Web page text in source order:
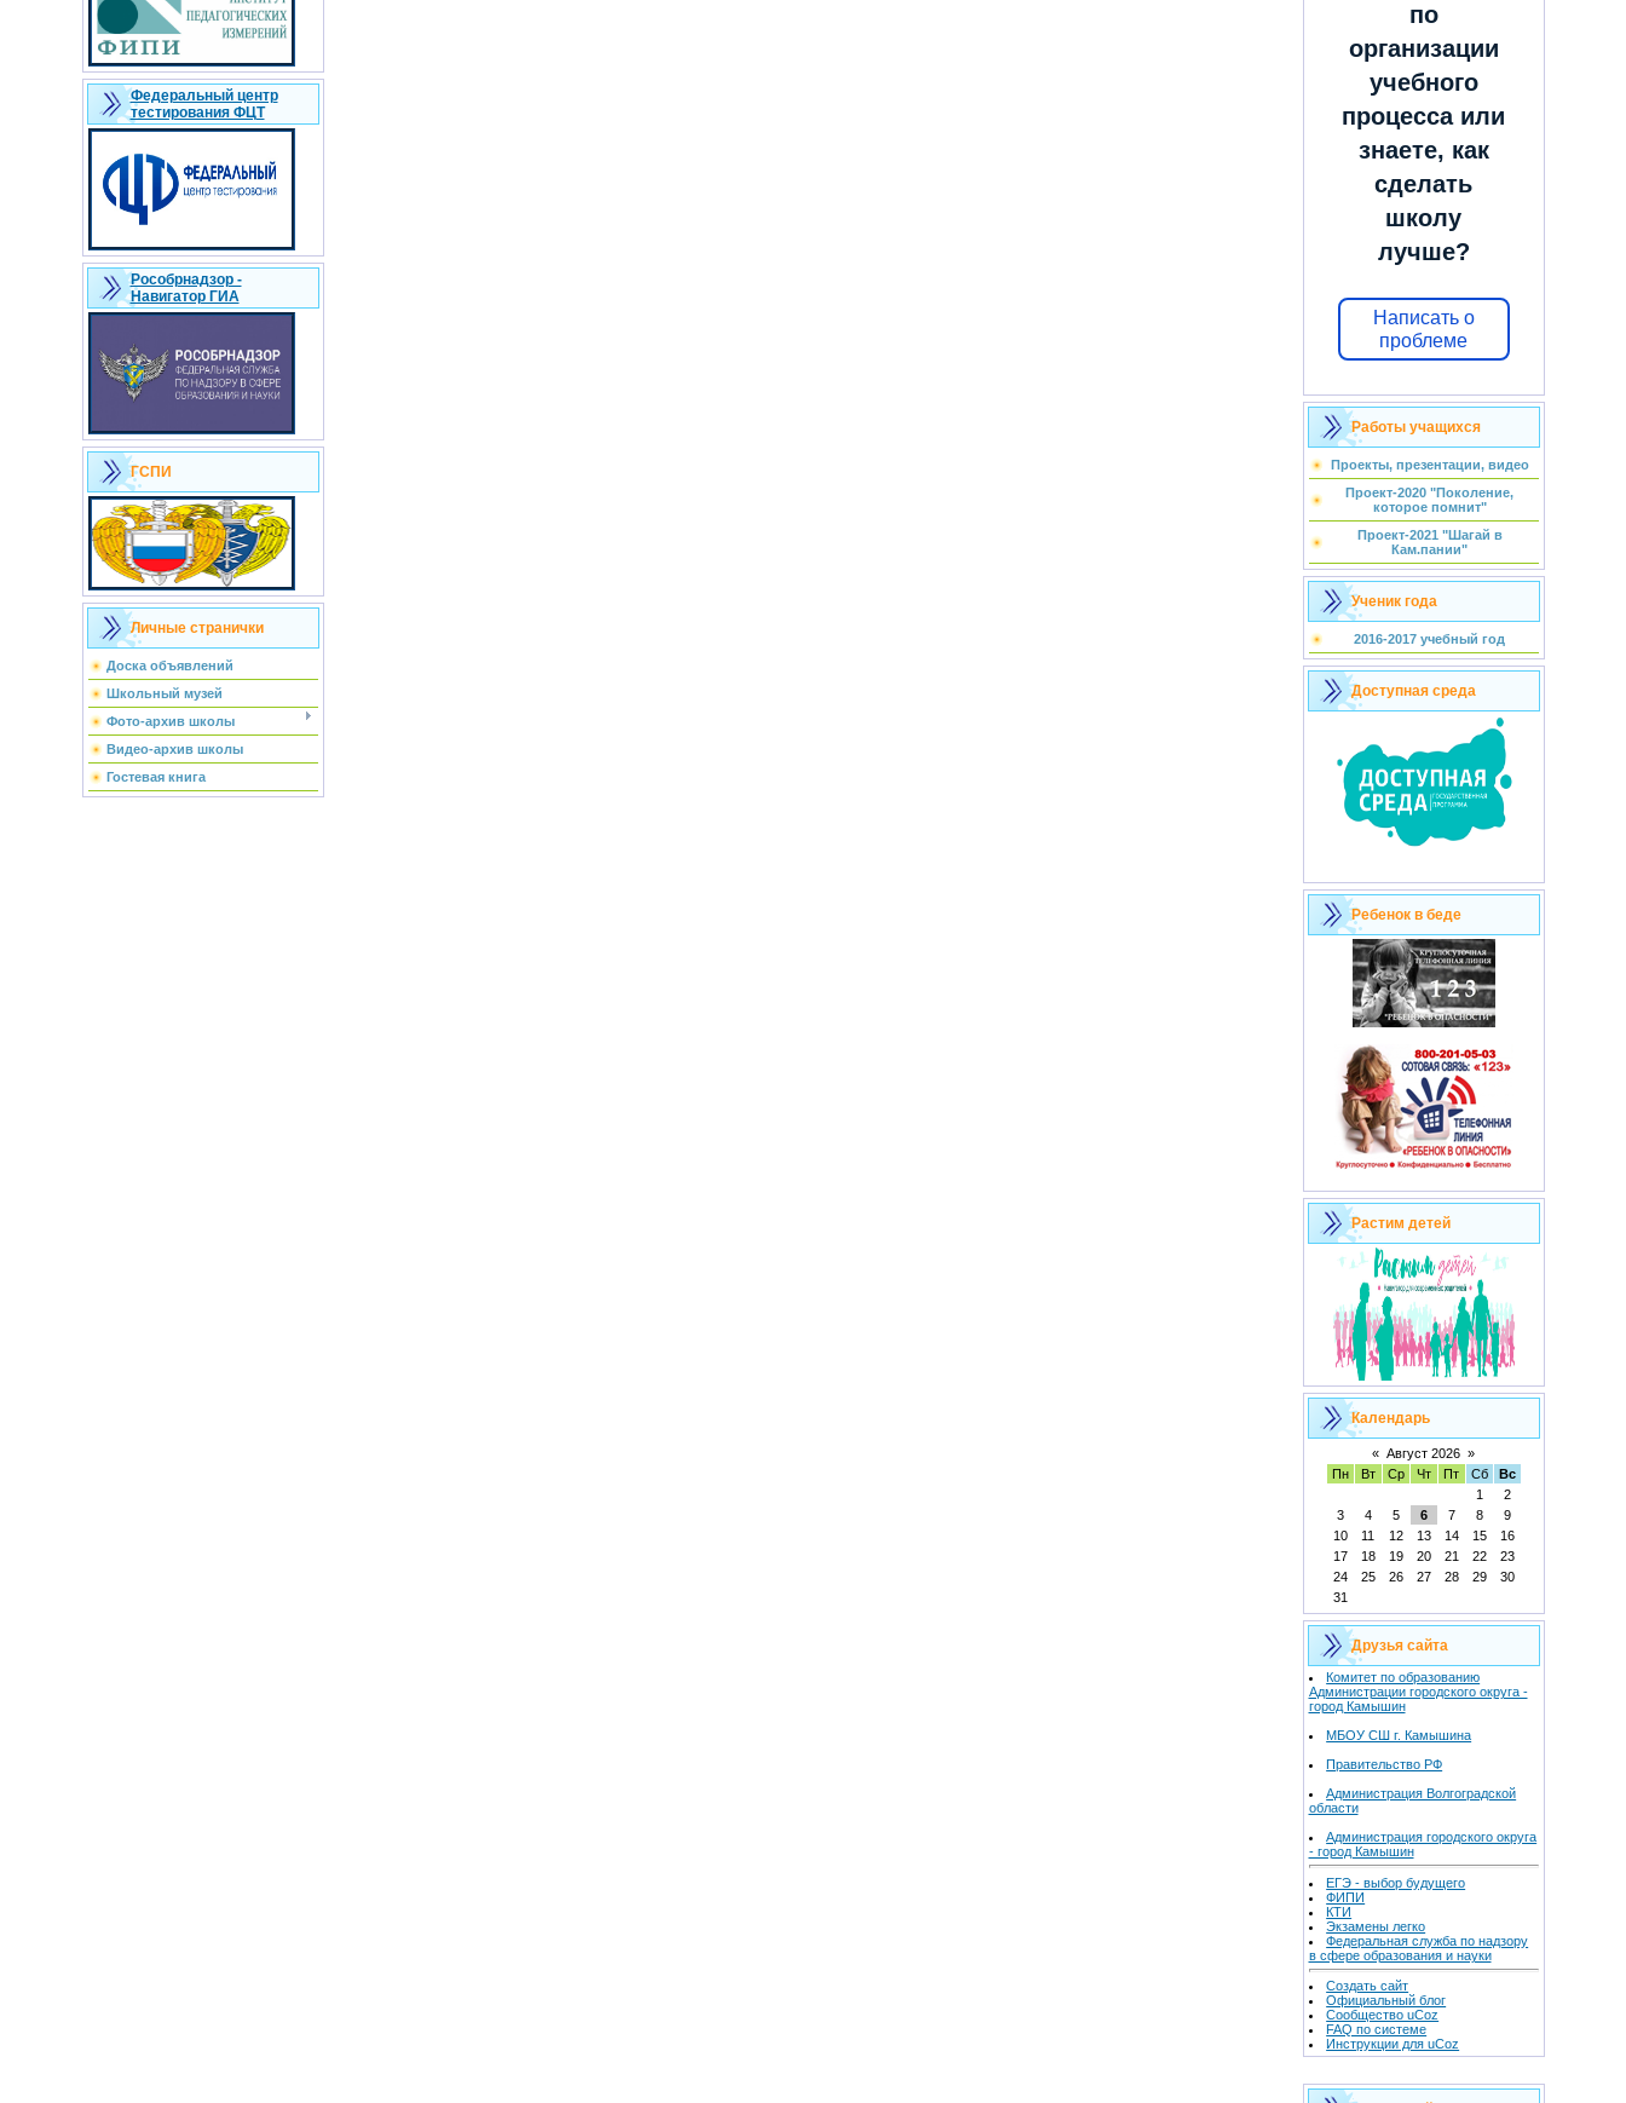
Федеральный центр
тестирования ФЦТ
Рособрнадзор -
Навигатор ГИА
ГСПИ
Личные странички
Доска объявлений
Школьный музей
Фото-архив школы
Видео-архив школы
Гостевая книга
по
организации
учебного
процесса или
знаете, как
сделать
школу
лучше?
Написать о
проблеме
Работы учащихся
Проекты, презентации, видео
Проект-2020 "Поколение,
которое помнит"
Проект-2021 "Шагай в
Кам.пании"
Ученик года
2016-2017 учебный год
Доступная среда
Ребенок в беде
Растим детей
Календарь
« Август 2026 »
Пн
Вт Ср Чт Пт Сб
Вс
1
2
3
4 5 6 7 8
9
10
11 12 13 14 15
16
17
18 19 20 21 22
23
24
25 26 27 28 29
30
31
Друзья сайта
Комитет по образованию
Администрации городского округа -
город Камышин
МБОУ СШ г. Камышина
Правительство РФ
Администрация Волгоградской
области
Администрация городского округа
- город Камышин
ЕГЭ - выбор будущего
ФИПИ
КТИ
Экзамены легко
Федеральная служба по надзору
в сфере образования и науки
Создать сайт
Официальный блог
Сообщество uCoz
FAQ по системе
Инструкции для uCoz